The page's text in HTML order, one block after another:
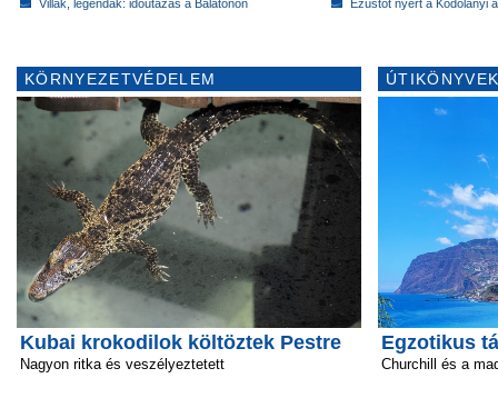
Villák, legendák: időutazás a Balatonon
Ezüstöt nyert a Kodolányi
KÖRNYEZETVÉDELEM
Kubai krokodilok költöztek Pestre
Nagyon ritka és veszélyeztetett
Egzotikus
Churchill és a